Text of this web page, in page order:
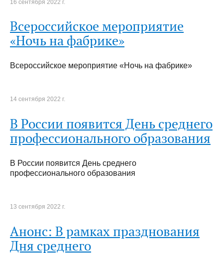
16 сентября 2022 г.
Всероссийское мероприятие
«Ночь на фабрике»
Всероссийское мероприятие «Ночь на фабрике»
14 сентября 2022 г.
В России появится День среднего
профессионального образования
В России появится День среднего
профессионального образования
13 сентября 2022 г.
Анонс: В рамках празднования
Дня среднего